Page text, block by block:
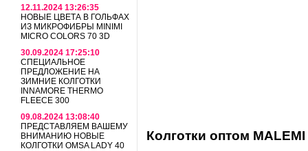
12.11.2024 13:26:35
НОВЫЕ ЦВЕТА В ГОЛЬФАХ
ИЗ МИКРОФИБРЫ MINIMI
MICRO COLORS 70 3D
30.09.2024 17:25:10
СПЕЦИАЛЬНОЕ
ПРЕДЛОЖЕНИЕ НА
ЗИМНИЕ КОЛГОТКИ
INNAMORE THERMO
FLEECE 300
09.08.2024 13:08:40
ПРЕДСТАВЛЯЕМ ВАШЕМУ
ВНИМАНИЮ НОВЫЕ
КОЛГОТКИ OMSA LADY 40
Колготки оптом MALEMI